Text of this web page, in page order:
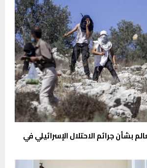
بشأن جرائم الاحتلال الإسرائيلي في